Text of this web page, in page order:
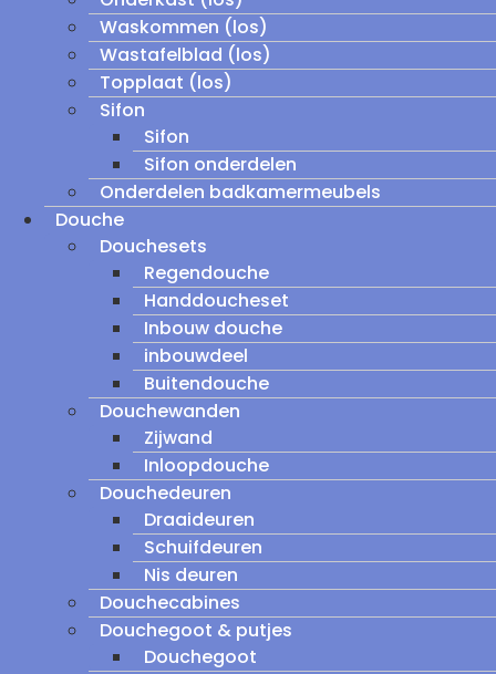
Waskommen (los)
Wastafelblad (los)
Topplaat (los)
Sifon
Sifon
Sifon onderdelen
Onderdelen badkamermeubels
Douche
Douchesets
Regendouche
Handdoucheset
Inbouw douche
inbouwdeel
Buitendouche
Douchewanden
Zijwand
Inloopdouche
Douchedeuren
Draaideuren
Schuifdeuren
Nis deuren
Douchecabines
Douchegoot & putjes
Douchegoot